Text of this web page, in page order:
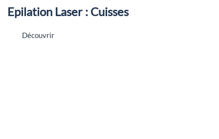
Epilation Laser : Cuisses
Découvrir